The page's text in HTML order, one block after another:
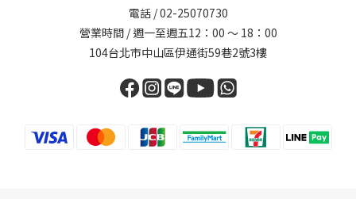
電話 /02-25070730
營業時間 / 週一至週五12：00 ～ 18：00
104台北市中山區伊通街59巷2號3樓